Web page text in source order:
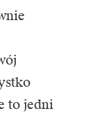
to jedni